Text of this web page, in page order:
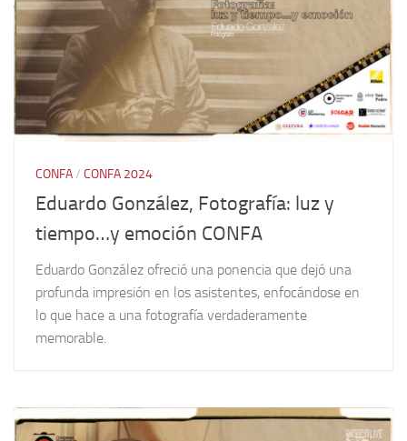
CONFA/ CONFA 2024
Eduardo González, Fotografía: luz y
tiempo…y emoción CONFA
Eduardo González ofreció una ponencia que dejó una
profunda impresión en los asistentes, enfocándose en
lo que hace a una fotografía verdaderamente
memorable.